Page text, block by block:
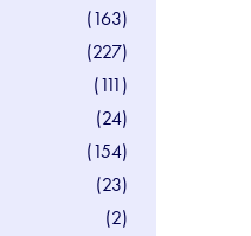
(163)
(227)
(111)
(24)
(154)
(23)
(2)